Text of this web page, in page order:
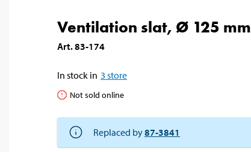
Ventilation slat, Ø 125 mm
Art.83-174
In stock in 3 store
Not sold online
Replaced by87-3841